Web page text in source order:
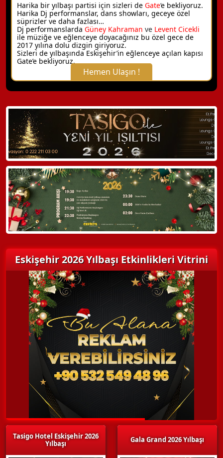
Harika bir yılbaşı partisi için sizleri de Gate‘e bekliyoruz.
Harika Dj performanslar, dans showları, geceye özel
süprizler ve daha fazlası…
Dj performanslarda Güney Kahraman ve Levent Cicekli
ile müziğe ve eğlenceye doyacağınız bu özel gece de
2017 yılına dolu dizgin giriyoruz.
Sizleri de yılbaşında Eskişehir’in eğlenceye açılan kapısı
Gate’e bekliyoruz.
Hemen Ulaşın !
X Kapat
WhatsApp ile Bilgi Alın
Hemen Arayın
Detaylı Bilgi Alın
Eskişehir 2026 Yılbaşı Etkinlikleri Vitrini
Tasigo Hotel Eskişehir 2026
Yılbaşı
Gala Grand 2026 Yılbaşı